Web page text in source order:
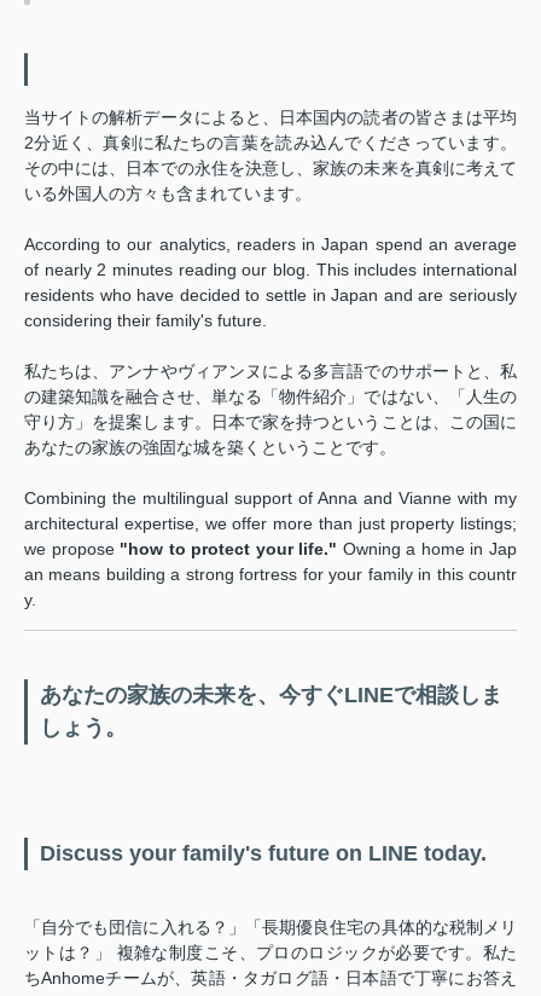
当サイトの解析データによると、日本国内の読者の皆さまは平均
2分近く、真剣に私たちの言葉を読み込んでくださっています。
その中には、日本での永住を決意し、家族の未来を真剣に考えて
いる外国人の方々も含まれています。
According to our analytics, readers in Japan spend an average
of nearly 2 minutes reading our blog. This includes international
residents who have decided to settle in Japan and are seriously
considering their family's future.
私たちは、アンナやヴィアンヌによる多言語でのサポートと、私
の建築知識を融合させ、単なる「物件紹介」ではない、「人生の
守り方」を提案します。日本で家を持つということは、この国に
あなたの家族の強固な城を築くということです。
Combining the multilingual support of Anna and Vianne with my
architectural expertise, we offer more than just property listings;
we propose "how to protect your life." Owning a home in Jap
an means building a strong fortress for your family in this countr
y.
あなたの家族の未来を、今すぐLINEで相談しま
しょう。
Discuss your family's future on LINE today.
「自分でも団信に入れる？」「長期優良住宅の具体的な税制メリ
ットは？」 複雑な制度こそ、プロのロジックが必要です。私た
ちAnhomeチームが、英語・タガログ語・日本語で丁寧にお答え